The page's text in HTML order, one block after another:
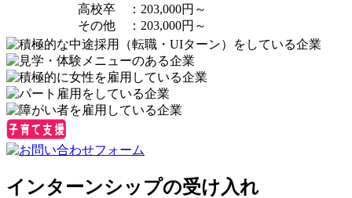
高校卒 ：203,000円～
その他 ：203,000円～
インターンシップの受け入れ